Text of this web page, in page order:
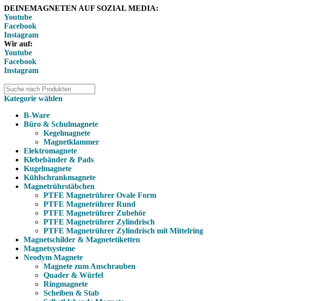
DEINEMAGNETEN AUF SOZIAL MEDIA:
Youtube
Facebook
Instagram
Wir auf:
Youtube
Facebook
Instagram
Kategorie wählen
B-Ware
Büro & Schulmagnete
Kegelmagnete
Magnetklammer
Elektromagnete
Klebebänder & Pads
Kugelmagnete
Kühlschrankmagnete
Magnetrührstäbchen
PTFE Magnetrührer Ovale Form
PTFE Magnetrührer Rund
PTFE Magnetrührer Zubehör
PTFE Magnetrührer Zylindrisch
PTFE Magnetrührer Zylindrisch mit Mittelring
Magnetschilder & Magnetetiketten
Magnetsysteme
Neodym Magnete
Magnete zum Anschrauben
Quader & Würfel
Ringmagnete
Scheiben & Stab